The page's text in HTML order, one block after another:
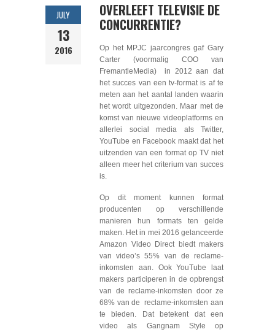
JULY
13
2016
OVERLEEFT TELEVISIE DE
CONCURRENTIE?
Op het MPJC jaarcongres gaf Gary
Carter (voormalig COO van
FremantleMedia) in 2012 aan dat
het succes van een tv-format is af te
meten aan het aantal landen waarin
het wordt uitgezonden. Maar met de
komst van nieuwe videoplatforms en
allerlei social media als Twitter,
YouTube en Facebook maakt dat het
uitzenden van een format op TV niet
alleen meer het criterium van succes
is.
Op dit moment kunnen format
producenten op verschillende
manieren hun formats ten gelde
maken. Het in mei 2016 gelanceerde
Amazon Video Direct biedt makers
van video’s 55% van de reclame-
inkomsten aan. Ook YouTube laat
makers participeren in de opbrengst
van de reclame-inkomsten door ze
68% van de reclame-inkomsten aan
te bieden. Dat betekent dat een
video als Gangnam Style op